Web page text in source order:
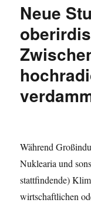
Neue
Während
Nuklearia und
stattfindende)
wirtschaftlichen